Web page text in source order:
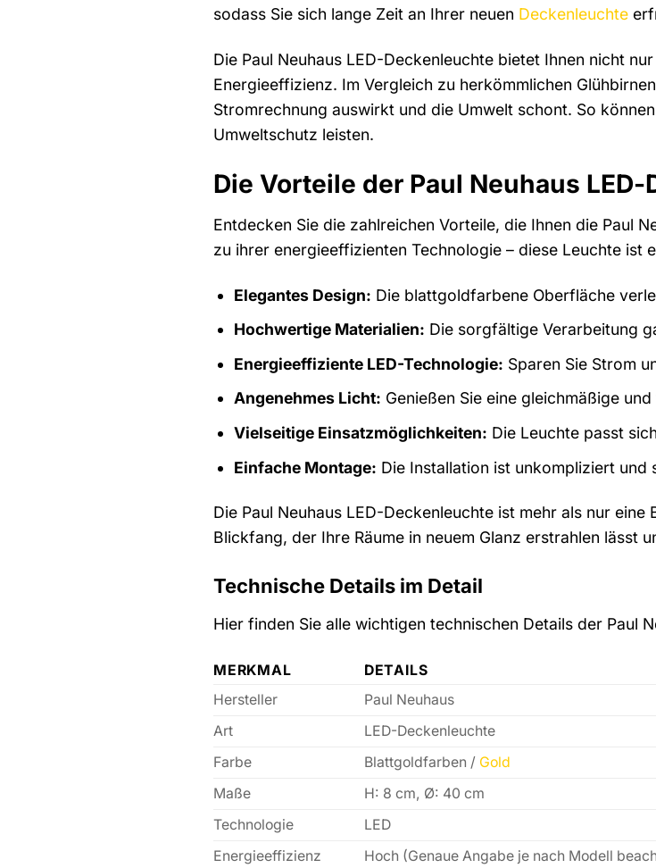
sodass Sie sich lange Zeit an Ihrer neuen Deckenleuchte
Die Paul Neuhaus LED-Deckenleuchte bietet Ihnen nicht
Energieeffizienz. Im Vergleich zu herkömmlichen
Stromrechnung auswirkt und die Umwelt schont. So
Umweltschutz leisten.
Die Vorteile der Paul Neuhaus
Entdecken Sie die zahlreichen Vorteile, die Ihnen die Paul
zu ihrer energieeffizienten Technologie – diese Leuchte ist
Elegantes Design: Die blattgoldfarbene Oberfläche
Hochwertige Materialien: Die sorgfältige Verarbeitung
Energieeffiziente LED-Technologie: Sparen Sie Strom
Angenehmes Licht: Genießen Sie eine gleichmäßige
Vielseitige Einsatzmöglichkeiten: Die Leuchte passt
Einfache Montage: Die Installation ist unkompliziert und
Die Paul Neuhaus LED-Deckenleuchte ist mehr als nur
Blickfang, der Ihre Räume in neuem Glanz erstrahlen lässt
Technische Details im Detail
Hier finden Sie alle wichtigen technischen Details der Paul
MERKMAL
DETAILS
Hersteller
Paul Neuhaus
Art
LED-Deckenleuchte
Farbe
Blattgoldfarben / Gold
Maße
H: 8 cm, Ø: 40 cm
Technologie
LED
Energieeffizienz
Hoch (Genaue Angabe je nach Modell